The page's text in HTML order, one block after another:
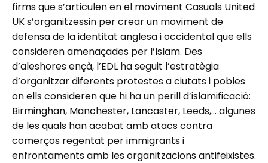
firms que s’articulen en el moviment Casuals United
UK s’organitzessin per crear un moviment de
defensa de la identitat anglesa i occidental que ells
consideren amenaçades per l’Islam. Des
d’aleshores ençà, l’EDL ha seguit l’estratègia
d’organitzar diferents protestes a ciutats i pobles
on ells consideren que hi ha un perill d’islamificació:
Birminghan, Manchester, Lancaster, Leeds,… algunes
de les quals han acabat amb atacs contra
comerços regentat per immigrants i
enfrontaments amb les organitzacions antifeixistes.